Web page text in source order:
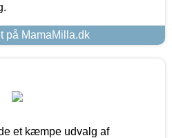
på MamaMilla.dk
et kæmpe udvalg af